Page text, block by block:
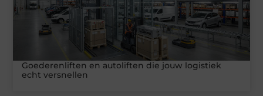
Goederenliften en autoliften die jouw logistiek
echt versnellen